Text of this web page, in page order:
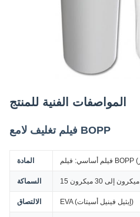
المواصفات الفنية للمنتج
فيلم تغليف لامع BOPP
المادة
السماكة 15 ميكرون إلى 30 ميكرون
الالتصاق EVA (إيثيل فينيل أسيتات)